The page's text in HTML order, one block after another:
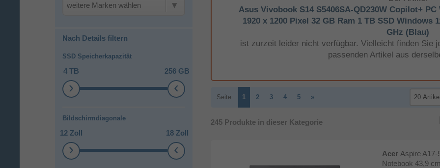
weitere Marken wählen
Nach Details filtern
SSD Speicherkapazität
4 TB 256 GB
Bildschirmdiagonale
12 Zoll 18 Zoll
Asus Vivobook S14 S5406SA-QD230W Copilot+
1920 x 1200 Pixel 32 GB Ram 1 TB SSD Windows
GHz (Blau)
ist zurzeit leider nicht verfügbar. Vielleicht finden Sie
passenden Artikel aus
Seite: 1 2 3 4 5 »
245Produkte in dieser Kategorie
Acer Aspire
Notebook 43,9